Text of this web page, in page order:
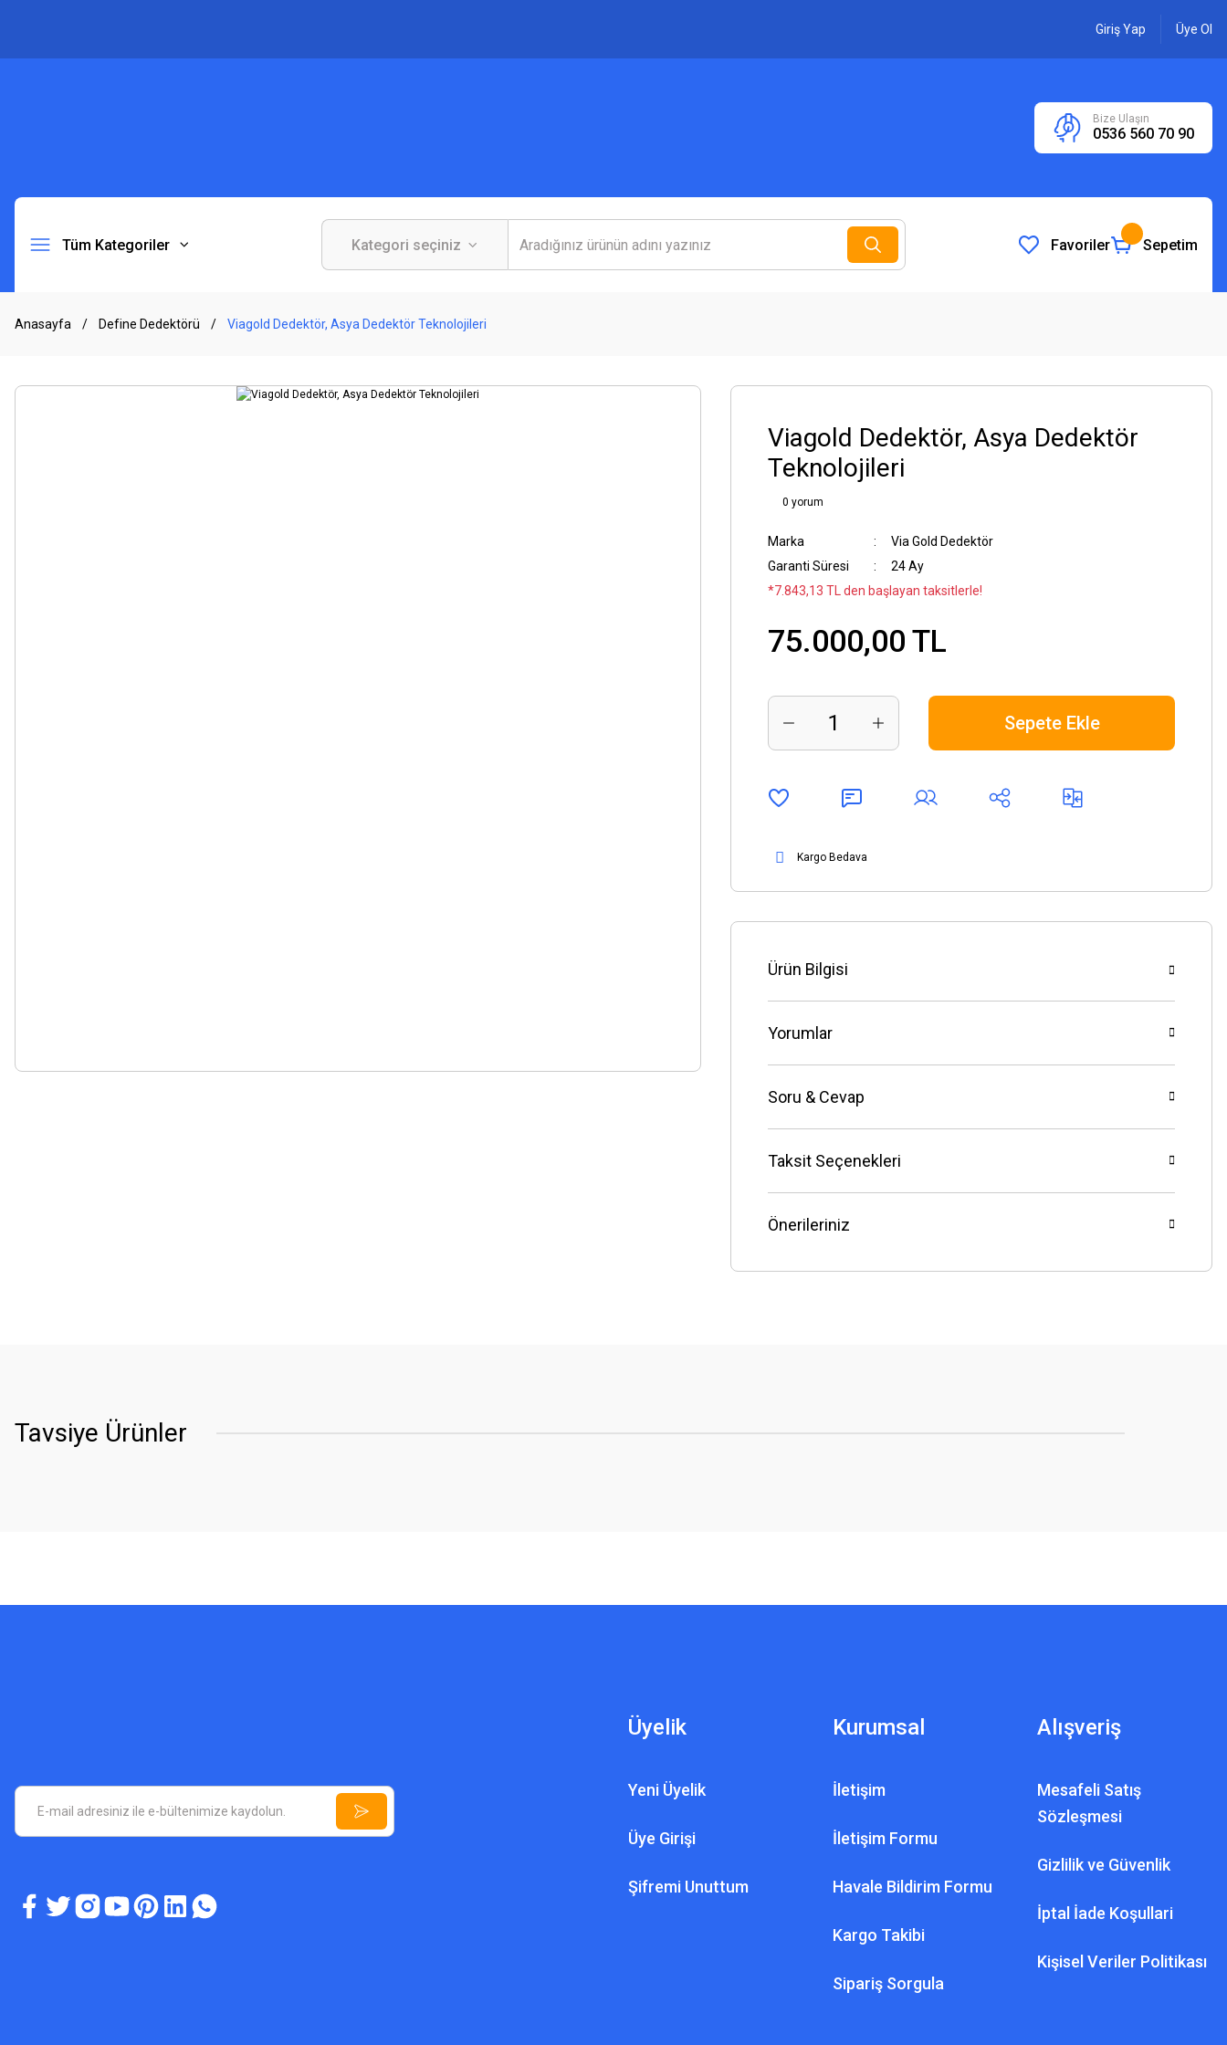
Giriş Yap Üye Ol
Bize Ulaşın
0536 560 70 90
Tüm Kategoriler Favoriler Sepetim
Anasayfa Define Dedektörü Viagold Dedektör, Asya Dedektör Teknolojileri
Viagold Dedektör, Asya Dedektör
Teknolojileri
0 yorum
Marka
Via Gold Dedektör
Garanti Süresi
24 Ay
*7.843,13 TL den başlayan taksitlerle!
75.000,00 TL
Sepete Ekle
Kargo Bedava
Ürün Bilgisi
Yorumlar
Soru & Cevap
Taksit Seçenekleri
Önerileriniz
Tavsiye Ürünler
ASYA DEDEKTÖR TEKNOLOJILERI
A6 Plus Derin Altın ve Define Dedektörü
Üyelik
Yeni Üyelik
Üye Girişi
Şifremi Unuttum
Kurumsal
İletişim
İletişim Formu
Havale Bildirim Formu
Kargo Takibi
Sipariş Sorgula
Alışveriş
Mesafeli Satış
Sözleşmesi
Gizlilik ve Güvenlik
İptal İade Koşullari
Kişisel Veriler Politikası